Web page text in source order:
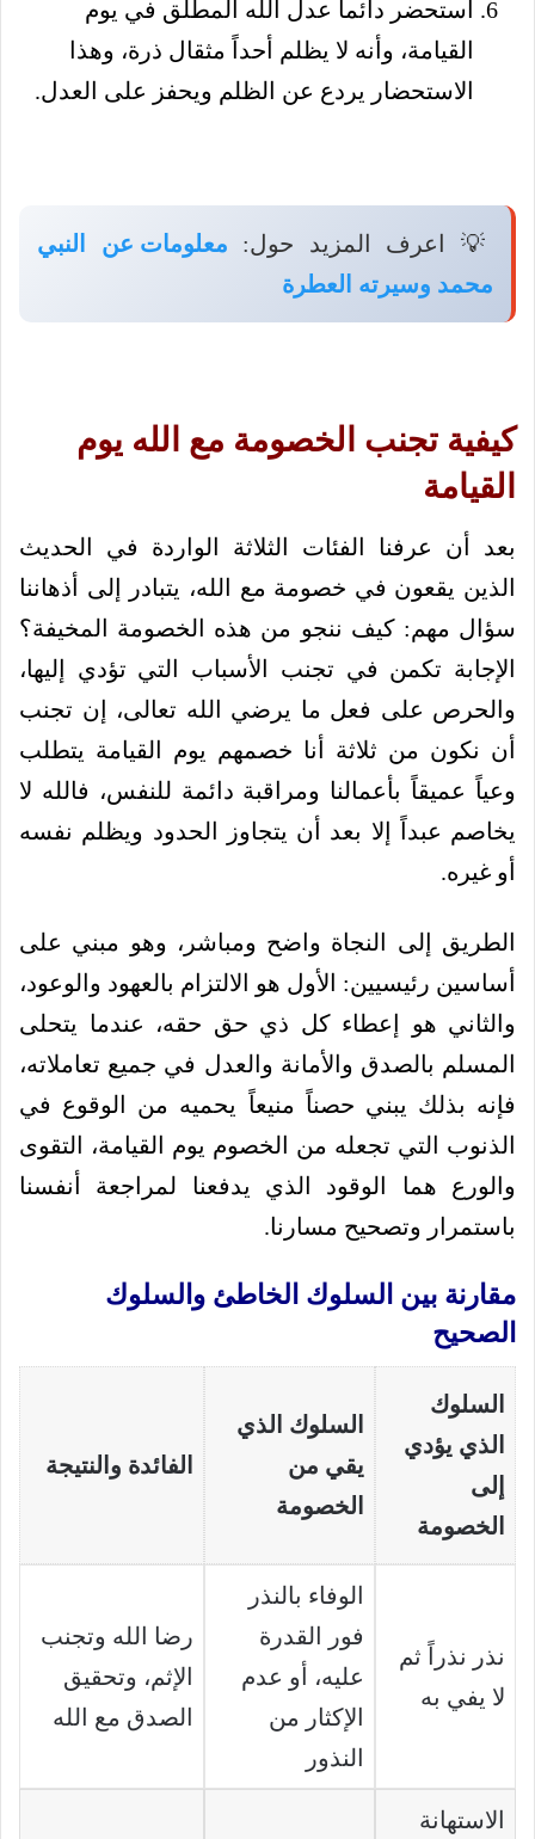
استحضر دائماً عدل الله المطلق في يوم
القيامة، وأنه لا يظلم أحداً مثقال ذرة، وهذا
الاستحضار يردع عن الظلم ويحفز على العدل.
💡 اعرف المزيد حول: معلومات عن النبي
محمد وسيرته العطرة
كيفية تجنب الخصومة مع الله يوم
القيامة
بعد أن عرفنا الفئات الثلاثة الواردة في الحديث
الذين يقعون في خصومة مع الله، يتبادر إلى أذهاننا
سؤال مهم: كيف ننجو من هذه الخصومة المخيفة؟
الإجابة تكمن في تجنب الأسباب التي تؤدي إليها،
والحرص على فعل ما يرضي الله تعالى، إن تجنب
أن نكون من ثلاثة أنا خصمهم يوم القيامة يتطلب
وعياً عميقاً بأعمالنا ومراقبة دائمة للنفس، فالله لا
يخاصم عبداً إلا بعد أن يتجاوز الحدود ويظلم نفسه
أو غيره.
الطريق إلى النجاة واضح ومباشر، وهو مبني على
أساسين رئيسيين: الأول هو الالتزام بالعهود والوعود،
والثاني هو إعطاء كل ذي حق حقه، عندما يتحلى
المسلم بالصدق والأمانة والعدل في جميع تعاملاته،
فإنه بذلك يبني حصناً منيعاً يحميه من الوقوع في
الذنوب التي تجعله من الخصوم يوم القيامة، التقوى
والورع هما الوقود الذي يدفعنا لمراجعة أنفسنا
باستمرار وتصحيح مسارنا.
مقارنة بين السلوك الخاطئ والسلوك
الصحيح
السلوك
الذي يؤدي
إلى
الخصومة
السلوك الذي
يقي من
الخصومة
الفائدة والنتيجة
نذر نذراً ثم
لا يفي به
الوفاء بالنذر
فور القدرة
عليه، أو عدم
الإكثار من
النذور
رضا الله وتجنب
الإثم، وتحقيق
الصدق مع الله
الاستهانة